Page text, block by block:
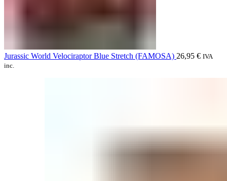
Jurassic World Velociraptor Blue Stretch (FAMOSA) 26,95 € IVA
inc.